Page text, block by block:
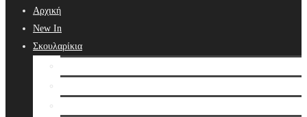
Αρχική
New In
Σκουλαρίκια